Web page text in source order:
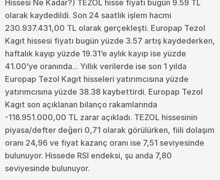
Hissesi Ne Kadar?) TEZOL hisse fiyatı bugün 9.59 TL
olarak kaydedildi. Son 24 saatlik işlem hacmi
230.937.431,00 TL olarak gerçekleşti. Europap Tezol
Kagıt hissesi fiyatı bugün yüzde 3.57 artış kaydederken,
haftalık kayıp yüzde 19.31’e aylık kayıp ise yüzde
41.00’ye oranında... Yıllık verilerde ise son 1 yılda
Europap Tezol Kagıt hisseleri yatırımcısına yüzde
yatırımcısına yüzde 38.38 kaybettirdi. Europap Tezol
Kagıt son açıklanan bilanço rakamlarında
-116.951.000,00 TL zarar açıkladı. TEZOL hissesinin
piyasa/defter değeri 0,71 olarak görülürken, fiili dolaşım
oranı 24,96 ve fiyat kazanç oranı ise 7,51 seviyesinde
bulunuyor. Hissede RSI endeksi, şu anda 7,80
seviyesinde bulunuyor.